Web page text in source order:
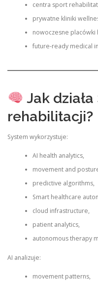
centra sport
prywatne kliniki
nowoczesne placówki
future-ready medical
Jak
rehabilitacji?
System wykorzystuje:
AI health analytics,
movement and
predictive algorithms,
Smart healthcare
cloud infrastructure,
patient analytics,
autonomous therapy
AI analizuje:
movement patterns,